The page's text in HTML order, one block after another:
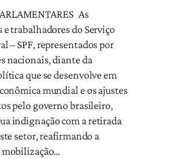
As
trabalhadores do Serviço
– SPF, representados por
nacionais, diante da
que se desenvolve em
mundial e os ajustes
pelo governo brasileiro,
indignação com a retirada
setor, reafirmando a
mobilização…